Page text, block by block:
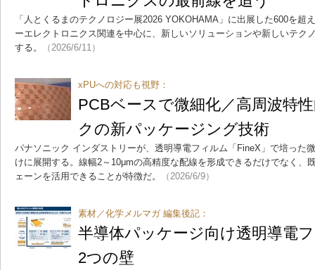
「人とくるまのテクノロジー展2026 YOKOHAMA」に出展した600を超
ーエレクトロニクス関連を中心に、新しいソリューションや新しいテク
する。
（2026/6/11）
xPUへの対応も視野：
PCBベースで微細化／高周波特
クの新パッケージング技術
パナソニック インダストリーが、透明導電フィルム「FineX」で培った
けに展開する。線幅2～10μmの高精度な配線を形成できるだけでなく、
ェーンを活用できることが特徴だ。
（2026/6/9）
素材／化学メルマガ 編集後記：
半導体パッケージ向け透明導電
2つの壁